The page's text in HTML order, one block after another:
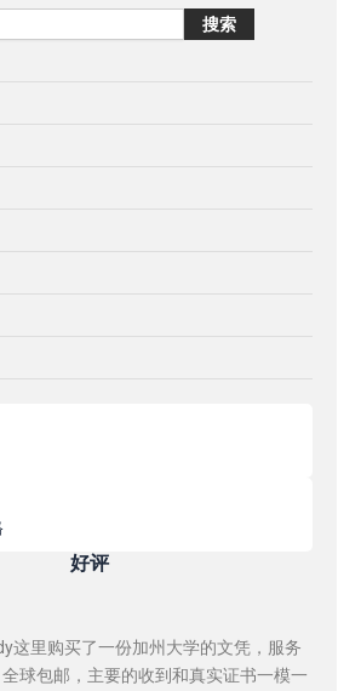
搜索
好评
这里购买了一份加州大学的文凭，服务
球包邮，主要的收到和真实证书一模一